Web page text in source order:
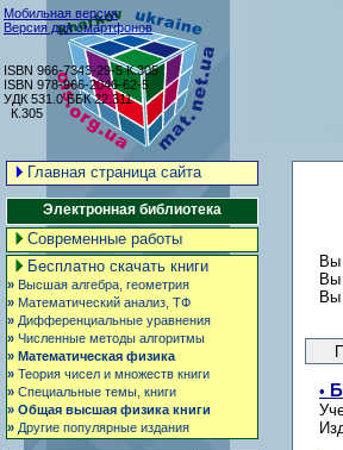
Мобильная версия
Версия для смартфонов
ISBN 966-7343-29-5 К.305
ISBN 978-966-2046-62-5
УДК 531.0 ББК 22.311
К.305
Главная страница сайта
Электронная библиотека
Современные работы
Бесплатно скачать книги
» Высшая алгебра, геометрия
» Математический анализ, ТФ
» Дифференциальные уравнения
» Численные методы алгоритмы
» Математическая физика
» Теория чисел и множеств книги
» Специальные темы, книги
» Общая высшая физика книги
» Другие популярные издания
Вы
Вы
Вы
•